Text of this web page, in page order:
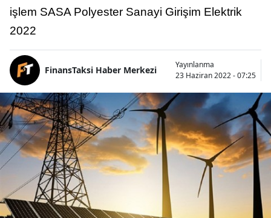
işlem SASA Polyester Sanayi Girişim Elektrik
2022
FinansTaksi Haber Merkezi
Yayınlanma
23 Haziran 2022 - 07:25